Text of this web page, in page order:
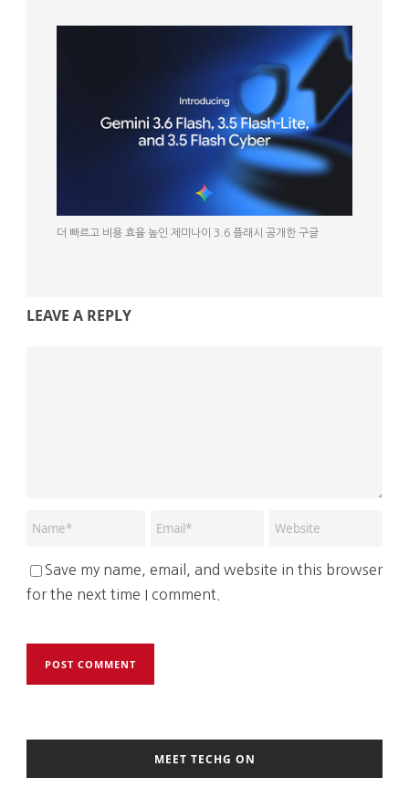
더 빠르고 비용 효율 높인 제미나이 3.6 플래시 공개한 구글
LEAVE A REPLY
Save my name, email, and website in this browser
for the next time I comment.
MEET TECHG ON